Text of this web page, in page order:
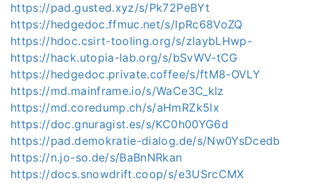
https://pad.gusted.xyz/s/Pk72PeBYt
https://hedgedoc.ffmuc.net/s/lpRc68VoZQ
https://hdoc.csirt-tooling.org/s/zlaybLHwp-
https://hack.utopia-lab.org/s/bSvWV-tCG
https://hedgedoc.private.coffee/s/ftM8-OVLY
https://md.mainframe.io/s/WaCe3C_klz
https://md.coredump.ch/s/aHmRZk5lx
https://doc.gnuragist.es/s/KC0h00YG6d
https://pad.demokratie-dialog.de/s/Nw0YsDcedb
https://n.jo-so.de/s/BaBnNRkan
https://docs.snowdrift.coop/s/e3USrcCMX